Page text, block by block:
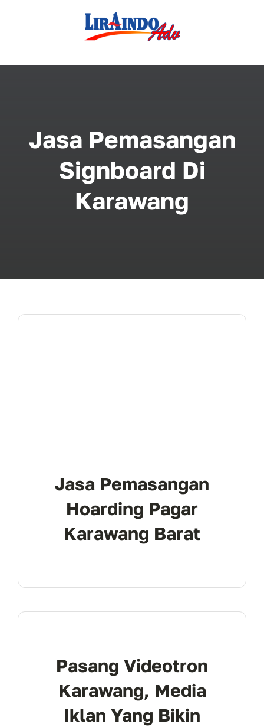
Jasa Pemasangan
Signboard Di
Karawang
Jasa Pemasangan
Hoarding Pagar
Karawang Barat
Pasang Videotron
Karawang, Media
Iklan Yang Bikin